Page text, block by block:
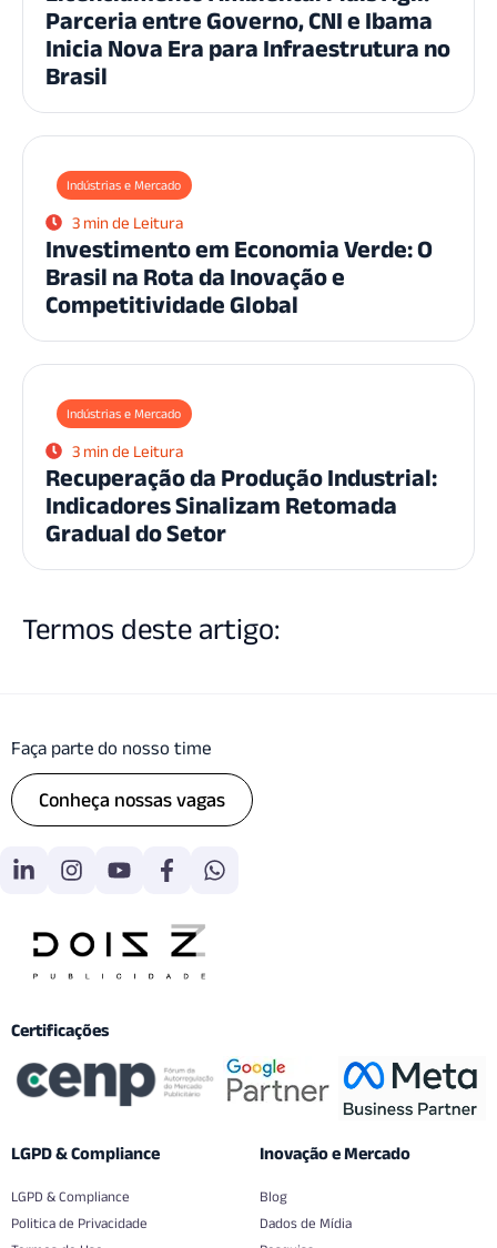
Parceria entre Governo, CNI e Ibama
Inicia Nova Era para Infraestrutura no
Brasil
Indústrias e Mercado
3 min de Leitura
Investimento em Economia Verde: O
Brasil na Rota da Inovação e
Competitividade Global
Indústrias e Mercado
3 min de Leitura
Recuperação da Produção Industrial:
Indicadores Sinalizam Retomada
Gradual do Setor
Termos deste artigo:
Faça parte do nosso time
Conheça nossas vagas
Certificações
LGPD & Compliance
LGPD & Compliance
Politica de Privacidade
Inovação e Mercado
Blog
Dados de Mídia